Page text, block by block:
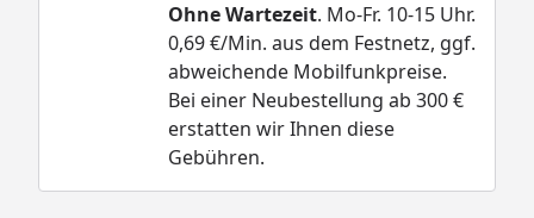
Ohne Wartezeit. Mo-Fr. 10-15 Uhr.
0,69 €/Min. aus dem Festnetz, ggf.
abweichende Mobilfunkpreise.
Bei einer Neubestellung ab 300 €
erstatten wir Ihnen diese
Gebühren.